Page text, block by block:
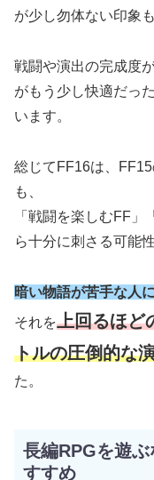
が少し勿体ない印象
戦闘や演出の完成度
がもう少し快適だっ
います。
総じてFF16は、
も、
「戦闘を楽しむFF
ら十分に刺さる可能
暗い物語が苦手な人
それを上回るほど
トルの圧倒的な
た。
長編RPGを遊
すすめ